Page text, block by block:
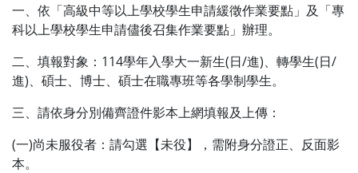
一、依「高級中等以上學校學生申請緩徵作業要點」及「專
科以上學校學生申請儘後召集作業要點」辦理。
二、填報對象：114學年入學大一新生(日/進)、轉學生(日/
進)、碩士、博士、碩士在職專班等各學制學生。
三、請依身分別備齊證件影本上網填報及上傳：
(一)尚未服役者：請勾選【未役】，需附身分證正、反面影
本。